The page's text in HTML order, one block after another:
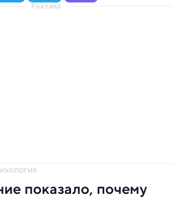
Реклама
показало, почему